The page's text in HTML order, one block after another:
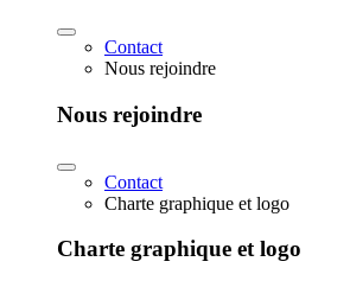
Contact
Nous rejoindre
Nous rejoindre
Contact
Charte graphique et logo
Charte graphique et logo